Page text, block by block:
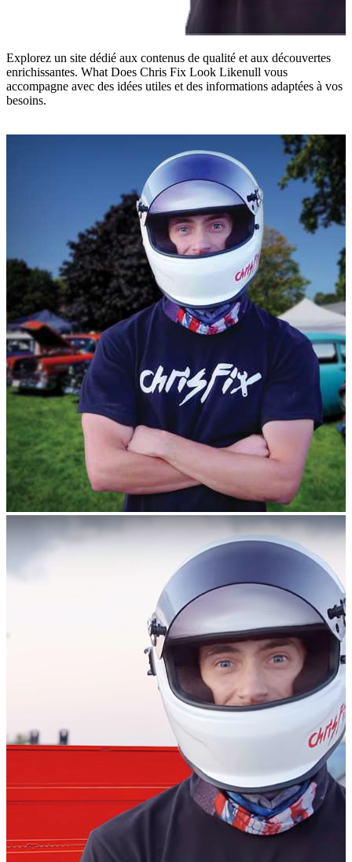
Explorez un site dédié aux contenus de qualité et aux découvertes
enrichissantes. What Does Chris Fix Look Likenull vous
accompagne avec des idées utiles et des informations adaptées à vos
besoins.